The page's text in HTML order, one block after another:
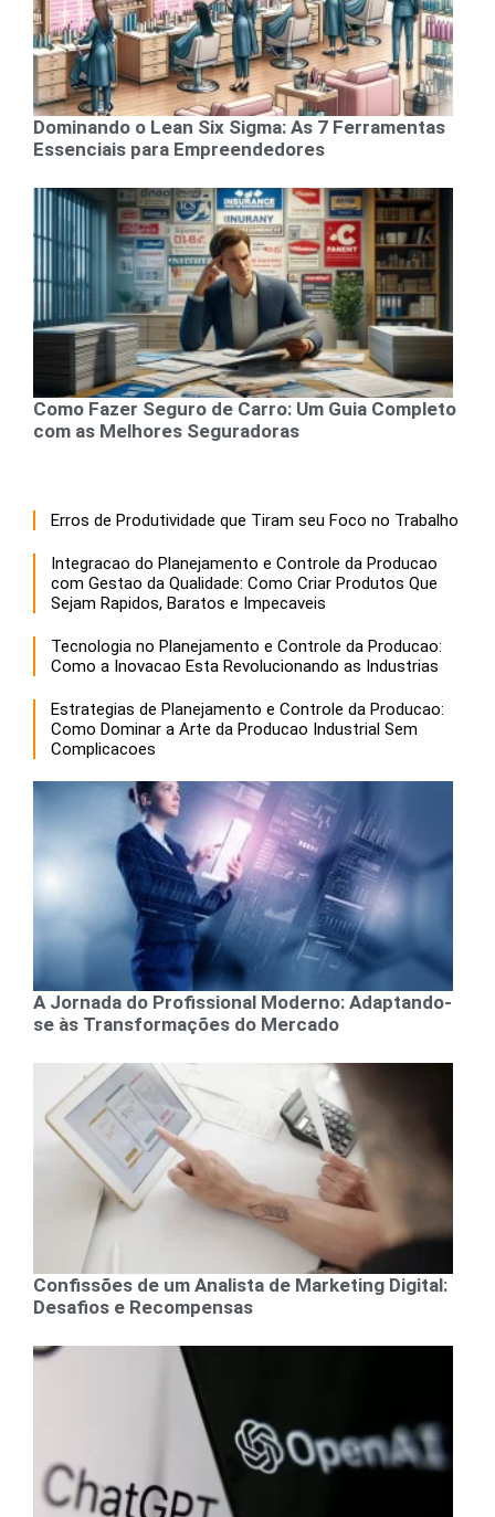
Dominando o Lean Six Sigma: As 7 Ferramentas
Essenciais para Empreendedores
Como Fazer Seguro de Carro: Um Guia Completo
com as Melhores Seguradoras
Erros de Produtividade que Tiram seu Foco no Trabalho
Integracao do Planejamento e Controle da Producao
com Gestao da Qualidade: Como Criar Produtos Que
Sejam Rapidos, Baratos e Impecaveis
Tecnologia no Planejamento e Controle da Producao:
Como a Inovacao Esta Revolucionando as Industrias
Estrategias de Planejamento e Controle da Producao:
Como Dominar a Arte da Producao Industrial Sem
Complicacoes
A Jornada do Profissional Moderno: Adaptando-
se às Transformações do Mercado
Confissões de um Analista de Marketing Digital:
Desafios e Recompensas